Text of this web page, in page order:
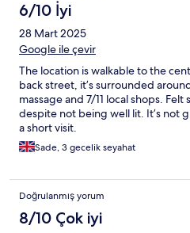
6/10 İyi
28 Mart 2025
Google ile çevir
The location is walkable to the
back street, it’s surrounded
massage and 7/11 local shops.
despite not being well lit. It’s not
a short visit.
Sade, 3 gecelik seyahat
Doğrulanmış yorum
8/10 Çok iyi